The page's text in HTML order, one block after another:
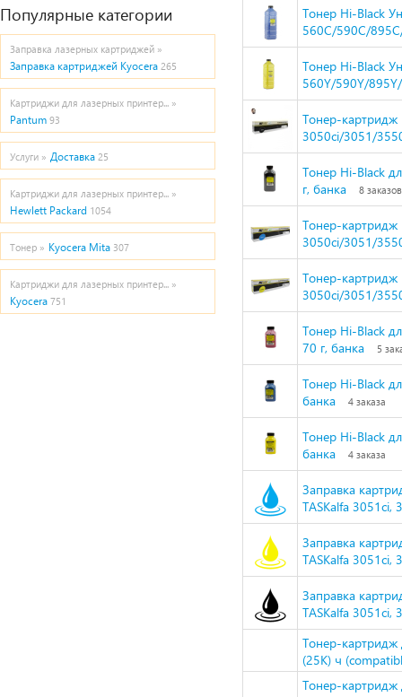
Популярные категории
Заправка лазерных картриджей »
Заправка картриджей Kyocera 265
Картриджи для лазерных принтер... »
Pantum 93
Услуги » Доставка 25
Картриджи для лазерных принтер... »
Hewlett Packard 1054
Тонер » Kyocera Mita 307
Картриджи для лазерных принтер... »
Kyocera 751
Тонер Hi-Black
560C/590C/
Тонер Hi-Black
560Y/590Y/
Тонер-картридж
3050ci/3051/
Тонер Hi-Black
г, банка
8 заказов
Тонер-картридж
3050ci/3051/
Тонер-картридж
3050ci/3051/
Тонер Hi-Black
70 г, банка
5
Тонер Hi-Black
банка
4 заказа
Тонер Hi-Black
банка
4 заказа
Заправка
TASKalfa 3051ci,
Заправка
TASKalfa 3051ci,
Заправка
TASKalfa 3051ci,
Тонер-картридж
(25K) ч
Тонер-картридж